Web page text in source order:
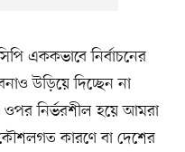
এককভাবে নির্বাচনের
উড়িয়ে দিচ্ছেন না
ওপর নির্ভরশীল হয়ে আমরা
কৌশলগত কারণে বা দেশের